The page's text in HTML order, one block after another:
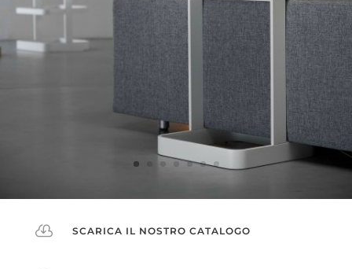
 SCARICA IL NOSTRO CATALOGO